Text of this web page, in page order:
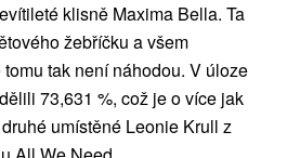
klisně Maxima Bella. Ta
žebříčku a všem
tak není náhodou. V úloze
73,631 %, což je o více jak
umístěné Leonie Krull z